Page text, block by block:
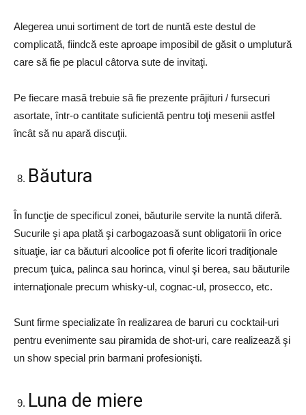
Alegerea unui sortiment de tort de nuntă este destul de
complicată, fiindcă este aproape imposibil de găsit o umplutură
care să fie pe placul câtorva sute de invitaţi.
Pe fiecare masă trebuie să fie prezente prăjituri / fursecuri
asortate, într-o cantitate suficientă pentru toţi mesenii astfel
încât să nu apară discuţii.
Băutura
În funcţie de specificul zonei, băuturile servite la nuntă diferă.
Sucurile şi apa plată şi carbogazoasă sunt obligatorii în orice
situaţie, iar ca băuturi alcoolice pot fi oferite licori tradiţionale
precum ţuica, palinca sau horinca, vinul şi berea, sau băuturile
internaţionale precum whisky-ul, cognac-ul, prosecco, etc.
Sunt firme specializate în realizarea de baruri cu cocktail-uri
pentru evenimente sau piramida de shot-uri, care realizează şi
un show special prin barmani profesionişti.
Luna de miere